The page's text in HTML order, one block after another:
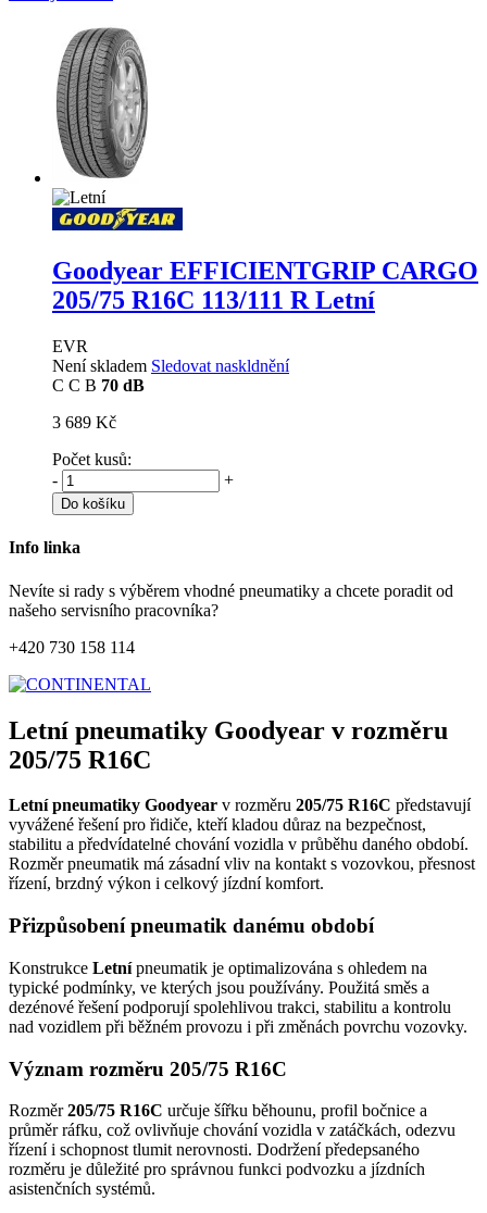
Goodyear EFFICIENTGRIP CARGO
205/75 R16C 113/111 R Letní
EVR
Není skladem Sledovat naskldnění
C C B 70 dB
3 689 Kč
Počet kusů:
-
+
Do košíku
Info linka
Nevíte si rady s výběrem vhodné pneumatiky a chcete poradit od
našeho servisního pracovníka?
+420 730 158 114
Letní pneumatiky Goodyear v rozměru
205/75 R16C
Letní pneumatiky Goodyear v rozměru 205/75 R16C představují
vyvážené řešení pro řidiče, kteří kladou důraz na bezpečnost,
stabilitu a předvídatelné chování vozidla v průběhu daného období.
Rozměr pneumatik má zásadní vliv na kontakt s vozovkou, přesnost
řízení, brzdný výkon i celkový jízdní komfort.
Přizpůsobení pneumatik danému období
Konstrukce Letnípneumatik je optimalizována s ohledem na
typické podmínky, ve kterých jsou používány. Použitá směs a
dezénové řešení podporují spolehlivou trakci, stabilitu a kontrolu
nad vozidlem při běžném provozu i při změnách povrchu vozovky.
Význam rozměru 205/75 R16C
Rozměr205/75 R16C určuje šířku běhounu, profil bočnice a
průměr ráfku, což ovlivňuje chování vozidla v zatáčkách, odezvu
řízení i schopnost tlumit nerovnosti. Dodržení předepsaného
rozměru je důležité pro správnou funkci podvozku a jízdních
asistenčních systémů.